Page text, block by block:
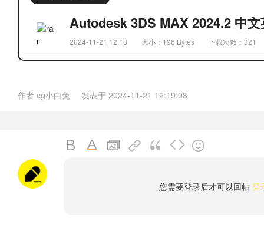
Autodesk 3DS MAX 2024.2 中
2024-11-21 12:18 大小：196 Bytes 下载次数：321
作者 cg小白兔 发表于 2024-11-21 12:19:08
您需要登录后才可以回帖 登